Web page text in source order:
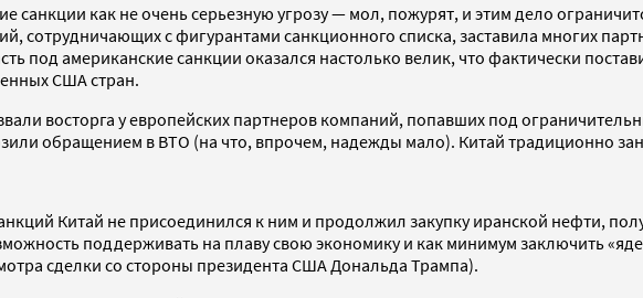
как не очень серьезную угрозу — мол, пожурят, и этим дело
сотрудничающих с фигурантами санкционного списка, заставила многих
под американские санкции оказался настолько велик, что фактически
США стран.
восторга у европейских партнеров компаний, попавших под
обращением в ВТО (на что, впрочем, надежды мало). Китай традиционно
Китай не присоединился к ним и продолжил закупку иранской нефти,
поддерживать на плаву свою экономику и как минимум заключить
сделки со стороны президента США Дональда Трампа).